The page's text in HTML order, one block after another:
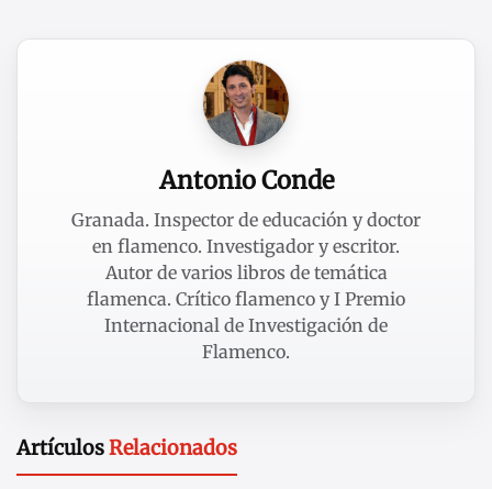
Antonio Conde
Granada. Inspector de educación y doctor
en flamenco. Investigador y escritor.
Autor de varios libros de temática
flamenca. Crítico flamenco y I Premio
Internacional de Investigación de
Flamenco.
ArtículosRelacionados